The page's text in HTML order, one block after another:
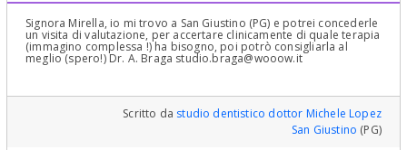
Signora Mirella, io mi trovo a San Giustino (PG) e potrei concederle
un visita di valutazione, per accertare clinicamente di quale terapia
(immagino complessa !) ha bisogno, poi potrò consigliarla al
meglio (spero!) Dr. A. Braga studio.braga@wooow.it
Scritto da studio dentistico dottor Michele Lopez
San Giustino (PG)